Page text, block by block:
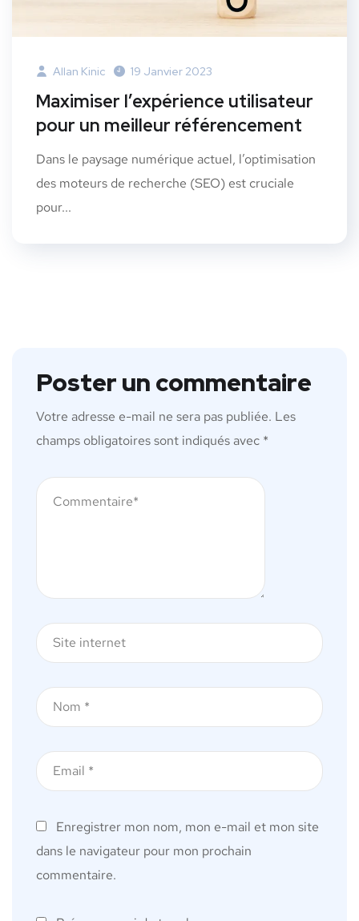
Allan Kinic 19 Janvier 2023
Maximiser l’expérience utilisateur
pour un meilleur référencement
Dans le paysage numérique actuel, l’optimisation
des moteurs de recherche (SEO) est cruciale
pour...
Poster un commentaire
Votre adresse e-mail ne sera pas publiée. Les
champs obligatoires sont indiqués avec *
Enregistrer mon nom, mon e-mail et mon site
dans le navigateur pour mon prochain
commentaire.